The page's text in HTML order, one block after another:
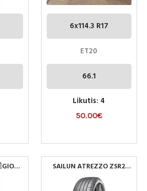
6x114.3 R17
ET20
66.1
Likutis: 4
50.00€
SAILUN ATREZZO ZSR2
225/45R17 94Y XL
PADANGOS